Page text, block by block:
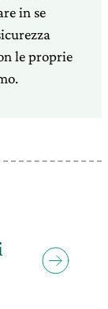
in se
le proprie